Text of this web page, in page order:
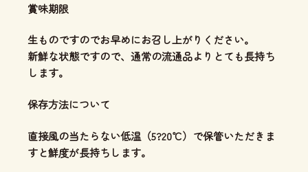
賞味期限
生ものですのでお早めにお召し上がりください。
新鮮な状態ですので、通常の流通品よりとても長持ち
します。
保存方法について
直接風の当たらない低温（5?20℃）で保管いただきま
すと鮮度が長持ちします。